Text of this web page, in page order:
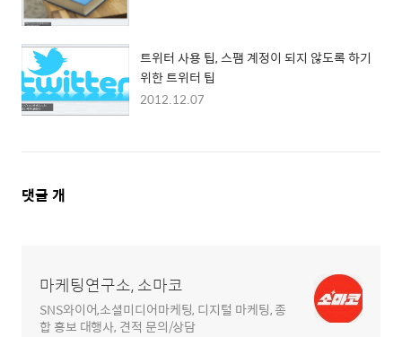
트위터 사용 팁, 스팸 계정이 되지 않도록 하기
위한 트위터 팁
2012.12.07
댓
댓글 개
마케팅연구소, 소마코
SNS와이어,소셜미디어마케팅, 디지털 마케팅, 종
합 홍보 대행사, 견적 문의/상담